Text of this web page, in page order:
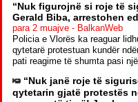
“Nuk figurojnë si roje të
Gerald Biba, arrestohen
para 2 muajve - BalkanWeb
Policia e Vlorës ka reaguar
qytetarë protestuan kundër
pati reagime të shumta pasi
“Nuk janë roje të
qytetarin gjatë protestës